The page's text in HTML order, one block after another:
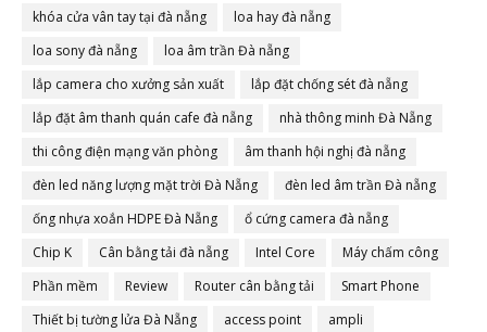
khóa cửa vân tay tại đà nẵng
loa hay đà nẵng
loa sony đà nẵng
loa âm trần Đà nẵng
lắp camera cho xưởng sản xuất
lắp đặt chống sét đà nẵng
lắp đặt âm thanh quán cafe đà nẵng
nhà thông minh Đà Nẵng
thi công điện mạng văn phòng
âm thanh hội nghị đà nẵng
đèn led năng lượng mặt trời Đà Nẵng
đèn led âm trần Đà nẵng
ống nhựa xoắn HDPE Đà Nẵng
ổ cứng camera đà nẵng
Chip K
Cân bằng tải đà nẵng Intel Core
Máy chấm công
Phần mềm
Review Router cân bằng tải
Smart Phone
Thiết bị tường lửa Đà Nẵng
access point
ampli